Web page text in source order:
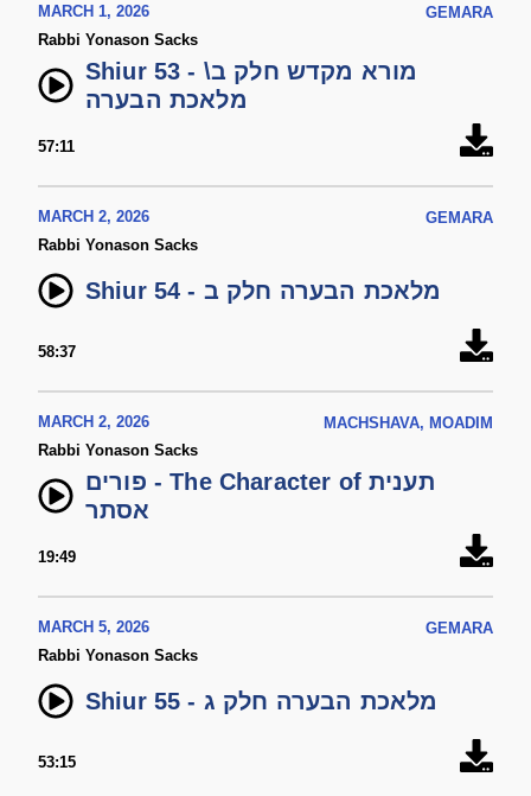
MARCH 1, 2026
GEMARA
Rabbi Yonason Sacks
Shiur 53 - מורא מקדש חלק ב\
מלאכת הבערה
57:11
MARCH 2, 2026
GEMARA
Rabbi Yonason Sacks
Shiur 54 - מלאכת הבערה חלק ב
58:37
MARCH 2, 2026
MACHSHAVA, MOADIM
Rabbi Yonason Sacks
פורים - The Character of תענית
אסתר
19:49
MARCH 5, 2026
GEMARA
Rabbi Yonason Sacks
Shiur 55 - מלאכת הבערה חלק ג
53:15